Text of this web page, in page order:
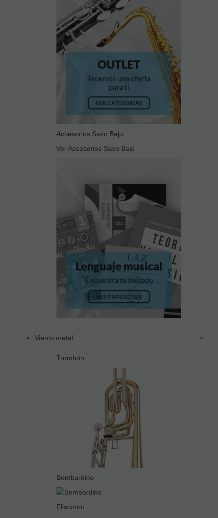
Accesorios Saxo Bajo
Ver Accesorios Saxo Bajo
Viento metal
Trombón
Bombardino
Fliscorno